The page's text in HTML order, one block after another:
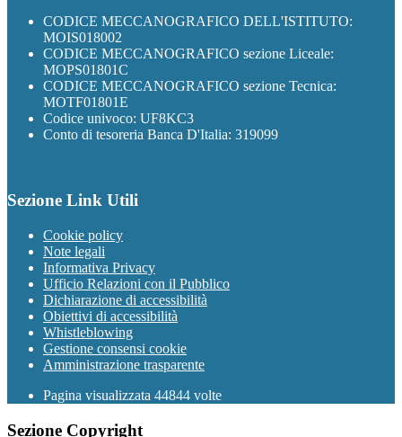
CODICE MECCANOGRAFICO DELL'ISTITUTO:
MOIS018002
CODICE MECCANOGRAFICO sezione Liceale:
MOPS01801C
CODICE MECCANOGRAFICO sezione Tecnica:
MOTF01801E
Codice univoco: UF8KC3
Conto di tesoreria Banca D'Italia: 319099
Sezione Link Utili
Cookie policy
Note legali
Informativa Privacy
Ufficio Relazioni con il Pubblico
Dichiarazione di accessibilità
Obiettivi di accessibilità
Whistleblowing
Gestione consensi cookie
Amministrazione trasparente
Pagina visualizzata 44844 volte
Sezione Copyright